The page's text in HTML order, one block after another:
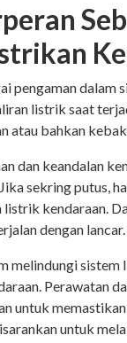
pengaman dalam
listrik saat
atau bahkan
dan keandalan
sekring putus,
listrik kendaraan.
dengan lancar.
melindungi
Perawatan
untuk
untuk